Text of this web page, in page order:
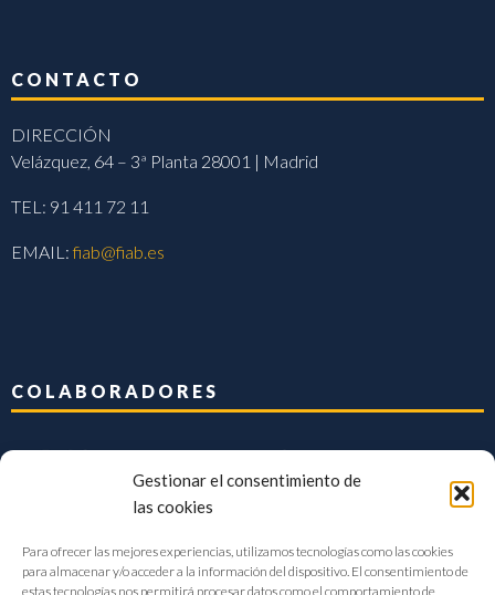
Gestionar el consentimiento de
las cookies
Para ofrecer las mejores experiencias, utilizamos tecnologías como las cookies
para almacenar y/o acceder a la información del dispositivo. El consentimiento de
estas tecnologías nos permitirá procesar datos como el comportamiento de
CONTACTO
DIRECCIÓN
Velázquez, 64 – 3ª Planta 28001 | Madrid
TEL: 91 411 72 11
EMAIL:fiab@fiab.es
COLABORADORES